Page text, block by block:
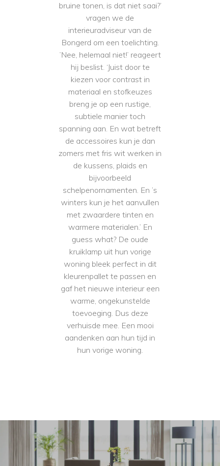
bruine tonen, is dat niet saai?’
vragen we de
interieuradviseur van de
Bongerd om een toelichting.
’Nee, helemaal niet!’ reageert
hij beslist. ‘Juist door te
kiezen voor contrast in
materiaal en stofkeuzes
breng je op een rustige,
subtiele manier toch
spanning aan. En wat betreft
de accessoires kun je dan
zomers met fris wit werken in
de kussens, plaids en
bijvoorbeeld
schelpenornamenten. En ’s
winters kun je het aanvullen
met zwaardere tinten en
warmere materialen.’ En
guess what? De oude
kruiklamp uit hun vorige
woning bleek perfect in dit
kleurenpallet te passen en
gaf het nieuwe interieur een
warme, ongekunstelde
toevoeging. Dus deze
verhuisde mee. Een mooi
aandenken aan hun tijd in
hun vorige woning.